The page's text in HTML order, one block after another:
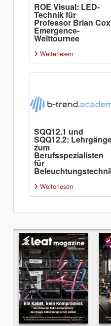
ROE Visual: LED-
Technik für
Professor Brian
Emergence-
Welttournee
Weiterlesen
SQQ12.1 und
SQQ12.2:
zum
Berufsspezialisten
für
Weiterlesen